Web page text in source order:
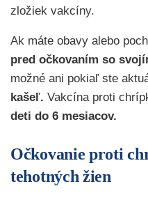
zložiek vakcíny.
Ak máte obavy alebo
pred očkovaním so
možné ani pokiaľ ste
kašeľ. Vakcína proti
deti do 6 mesiacov.
Očkovanie proti
tehotných žien